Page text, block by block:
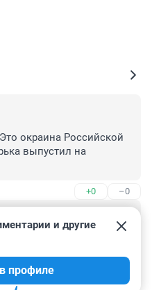
окраина Российской
выпустил на
+0 –0
обманывать и
вот когда вокруг всё
в своё удовольствие
и другие
профиле